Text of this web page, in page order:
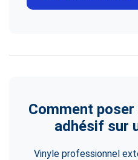
Comment
adhésif sur
Vinyle professionnel